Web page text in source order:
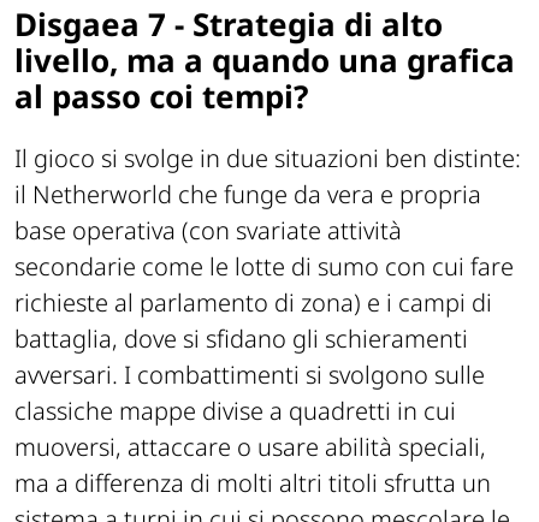
Disgaea 7 - Strategia di alto
livello, ma a quando una grafica
al passo coi tempi?
Il gioco si svolge in due situazioni ben distinte:
il Netherworld che funge da vera e propria
base operativa (con svariate attività
secondarie come le lotte di sumo con cui fare
richieste al parlamento di zona) e i campi di
battaglia, dove si sfidano gli schieramenti
avversari. I combattimenti si svolgono sulle
classiche mappe divise a quadretti in cui
muoversi, attaccare o usare abilità speciali,
ma a differenza di molti altri titoli sfrutta un